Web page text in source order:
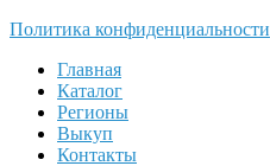
Политика конфиденциальности
Главная
Каталог
Регионы
Выкуп
Контакты